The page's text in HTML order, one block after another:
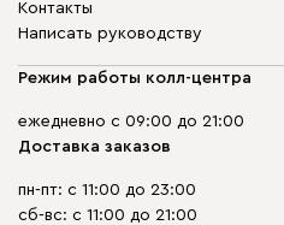
Контакты
Написать руководству
Режим работы колл-центра
ежедневно с 09:00 до 21:00
Доставка заказов
пн-пт: с 11:00 до 23:00
сб-вс: с 11:00 до 21:00